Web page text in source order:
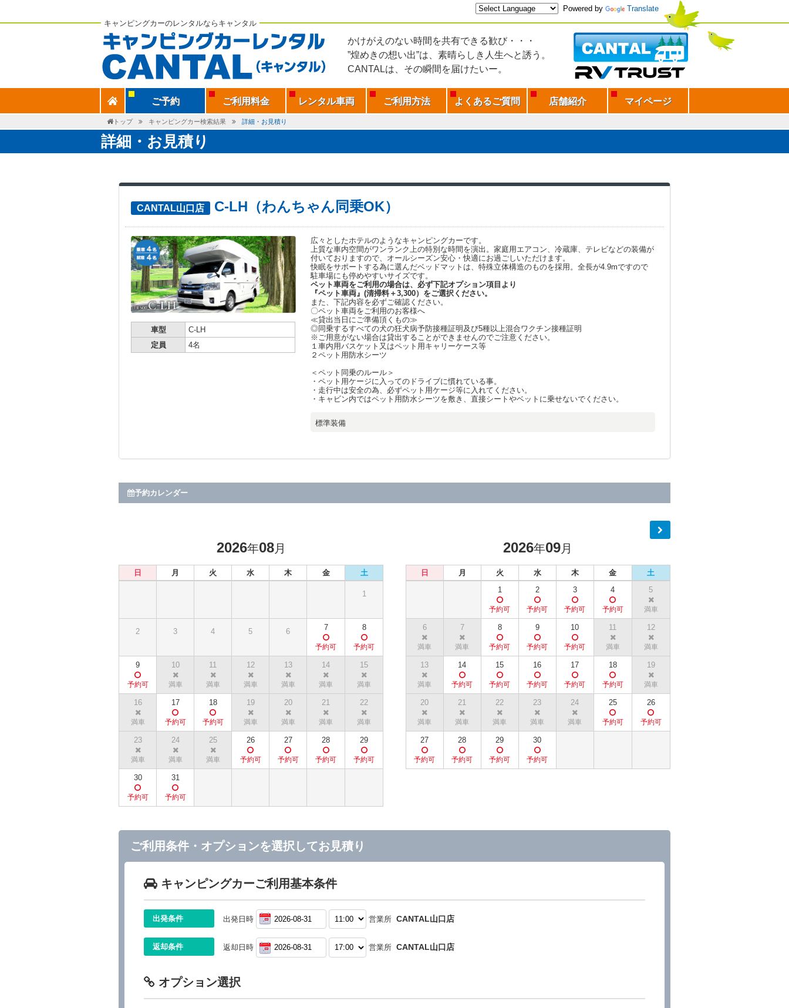
キャンピングカーのレンタルならキャンタル
かけがえのない時間を共有できる歓び・・・
”煌めきの想い出”は、素晴らしき人生へと誘う。
CANTALは、その瞬間を届けたいー。
Powered by Translate
ご予約 ご利用料金 レンタル車両 ご利用方法 よくあるご質問 店舗紹介 マイページ
トップ キャンピングカー検索結果 詳細・お見積り
詳細・お見積り
CANTAL山口店 C-LH（わんちゃん同乗OK）
車型
C-LH
定員
4名
広々としたホテルのようなキャンピングカーです。
上質な車内空間がワンランク上の特別な時間を演出。家庭用エアコン、冷蔵庫、テレビなどの装備が
付いておりますので、オールシーズン安心・快適にお過ごしいただけます。
快眠をサポートする為に選んだベッドマットは、特殊立体構造のものを採用。全長が4.9mですので
駐車場にも停めやすいサイズです。
ペット車両をご利用の場合は、必ず下記オプション項目より
『ペット車両』(清掃料＋3,300）をご選択ください。
また、下記内容を必ずご確認ください。
〇ペット車両をご利用のお客様へ
≪貸出当日にご準備頂くもの≫
◎同乗するすべての犬の狂犬病予防接種証明及び5種以上混合ワクチン接種証明
※ご用意がない場合は貸出することができませんのでご注意ください。
１車内用バスケット又はペット用キャリーケース等
２ペット用防水シーツ
＜ペット同乗のルール＞
・ペット用ケージに入ってのドライブに慣れている事。
・走行中は安全の為、必ずペット用ケージ等に入れてください。
・キャビン内ではペット用防水シーツを敷き、直接シートやベットに乗せないでください。
標準装備
予約カレンダー
2026年08月
日 月 火 水 木 金 土
1
2 3 4 5 6 7 8
9 10 11 12 13 14 15
16 17 18 19 20 21 22
23 24 25 26 27 28 29
30 31
2026年09月
日 月 火 水 木 金
土
1
2 3 4 5
6 7 8 9 10 11 12
13 14 15 16 17 18 19
20 21 22 23 24 25 26
27 28 29 30
ご利用条件・オプションを選択してお見積り
キャンピングカーご利用基本条件
出発条件 出発日時 営業所 CANTAL山口店
返却条件 返却日時 営業所 CANTAL山口店
オプション選択